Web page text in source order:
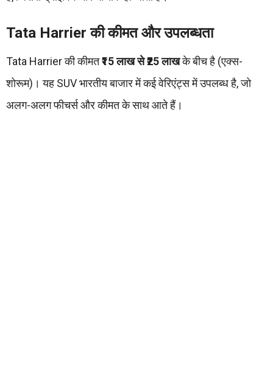
Tata Harrier की कीमत और उपलब्धता
Tata Harrier की कीमत₹15 लाख से ₹25 लाखके बीच है (एक्स-
शोरूम)। यह SUV भारतीय बाजार में कई वेरिएंट्स में उपलब्ध है, जो
अलग-अलग फीचर्स और कीमत के साथ आते हैं।